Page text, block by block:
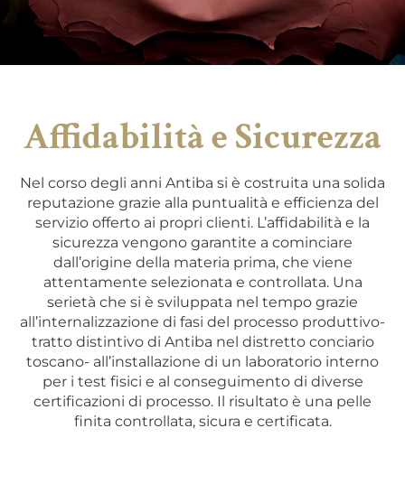
Affidabilità e Sicurezza
Nel corso degli anni Antiba si è costruita una solida
reputazione grazie alla puntualità e efficienza del
servizio offerto ai propri clienti. L’affidabilità e la
sicurezza vengono garantite a cominciare
dall’origine della materia prima, che viene
attentamente selezionata e controllata. Una
serietà che si è sviluppata nel tempo grazie
all’internalizzazione di fasi del processo produttivo-
tratto distintivo di Antiba nel distretto conciario
toscano- all’installazione di un laboratorio interno
per i test fisici e al conseguimento di diverse
certificazioni di processo. Il risultato è una pelle
finita controllata, sicura e certificata.